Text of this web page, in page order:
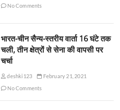
No Comments
भारत-चीन सैन्य-स्तरीय वार्ता 16 घंटे तक
चली, तीन क्षेत्रों से सेना की वापसी पर
चर्चा
deshki123
February 21, 2021
No Comments